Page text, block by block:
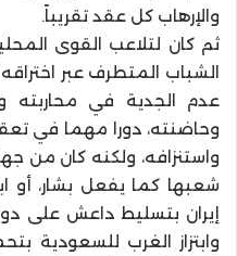
والإرهاب كل عقد تقريباً.
ثم كان لتلاعب القوى
الشباب المتطرف عبر
عدم الجدية في
وحاضنته، دورا مهما في
واستنزافه، ولكنه كان من
شعبها كما يفعل بشار، أو
إيران بتسليط داعش على
وابتزاز الغرب للسعودية